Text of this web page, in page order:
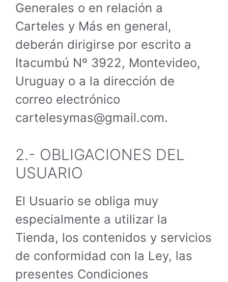
Generales o en relación a
Carteles y Más en general,
deberán dirigirse por escrito a
Itacumbú Nº 3922, Montevideo,
Uruguay o a la dirección de
correo electrónico
cartelesymas@gmail.com.
2.- OBLIGACIONES DEL
USUARIO
El Usuario se obliga muy
especialmente a utilizar la
Tienda, los contenidos y servicios
de conformidad con la Ley, las
presentes Condiciones